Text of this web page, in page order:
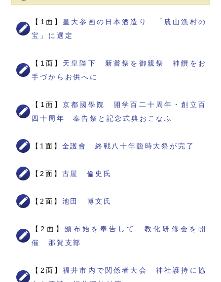
【1面】 皇大参画の日本酒造り 「農山漁村の
宝」に選定
【1面】 天皇陛下 新嘗祭を御親祭 神饌をお
手づからお供へに
【1面】京都國學院 開学百二十周年・創立百
四十周年 奉告祭と記念式典おこなふ
【1面】 全護會 終戦八十年臨時大祭が完了
【2面】 古屋 倫史氏
【2面】 池田 博文氏
【2面】 頒布始を奉告して 教化研修会を開
催 那賀支部
【2面】福井市内で関係者大会 神社護持に協